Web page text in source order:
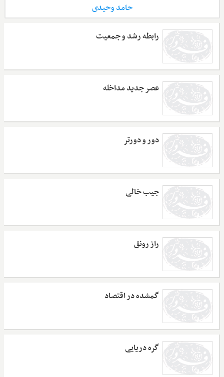
حامد وحیدی
رابطه رشد و جمعیت
عصر جدید مداخله
دور و دورتر
جیب خالی
راز رونق
گمشده در اقتصاد
گره دریایی